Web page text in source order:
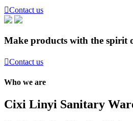
Contact us
Make products with the spirit
Contact us
Who we are
Cixi Linyi Sanitary